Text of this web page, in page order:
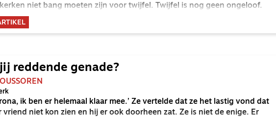
niet bang moeten zijn voor twijfel. Twijfel is nog geen ongeloof.
reddende genade?
ik ben er helemaal klaar mee.’ Ze vertelde dat ze het lastig vond dat
vriend niet kon zien en hij er ook doorheen zat. Ze is niet de enige. Er